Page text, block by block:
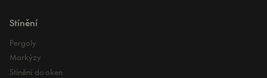
Stínění
Pergoly
Markýzy
Stínění do oken